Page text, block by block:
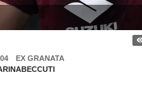
EX GRANATA